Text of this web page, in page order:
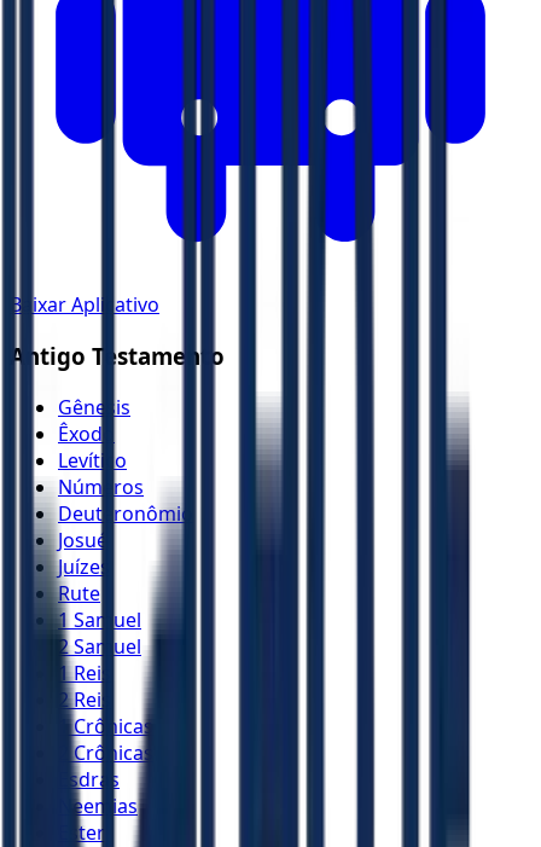
Baixar Aplicativo
Antigo Testamento
Gênesis
Êxodo
Levítico
Números
Deuteronômio
Josué
Juízes
Rute
1 Samuel
2 Samuel
1 Reis
2 Reis
1 Crônicas
2 Crônicas
Esdras
Neemias
Ester